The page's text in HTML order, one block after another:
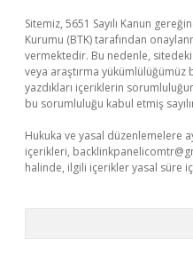
Sitemiz, 5651 Sayılı Kanun
Kurumu (BTK) tarafından
vermektedir. Bu nedenle,
veya araştırma yükümlülüğümüz
yazdıkları içeriklerin
bu sorumluluğu kabul etmiş
Hukuka ve yasal düzenlemelere
içerikleri,
halinde, ilgili içerikler yasal süre